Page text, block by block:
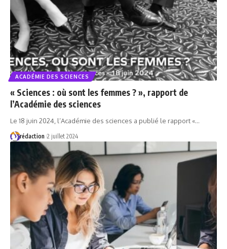
ACADÉMIE DES SCIENCES
« Sciences : où sont les femmes ? », rapport de
l’Académie des sciences
Le 18 juin 2024, l’Académie des sciences a publié le rapport «…
rédaction 2 juillet 2024